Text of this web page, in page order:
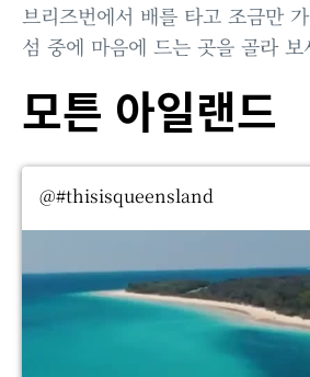
브리즈번에서 배를 타고 조금만
섬 중에 마음에 드는 곳을 골라 보
모튼 아일랜드
@#thisisqueensland